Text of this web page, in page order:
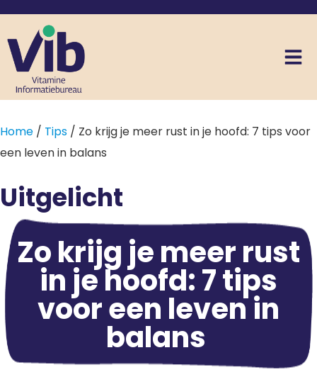
Home / Tips / Zo krijg je meer rust in je hoofd: 7 tips voor
een leven in balans
Uitgelicht
Zo krijg je meer rust
in je hoofd: 7 tips
voor een leven in
balans